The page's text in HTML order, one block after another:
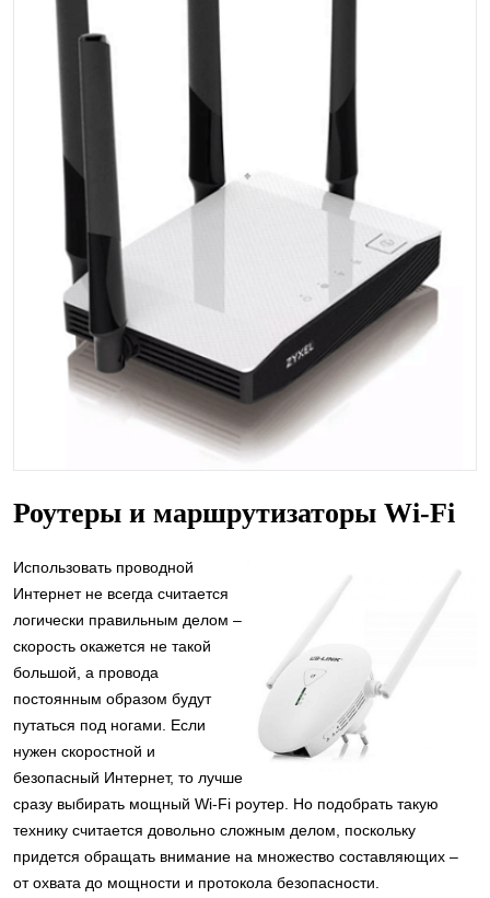
Роутеры и маршрутизаторы Wi-Fi
Использовать проводной
Интернет не всегда считается
логически правильным делом –
скорость окажется не такой
большой, а провода
постоянным образом будут
путаться под ногами. Если
нужен скоростной и
безопасный Интернет, то лучше
сразу выбирать мощный Wi-Fi роутер. Но подобрать такую
технику считается довольно сложным делом, поскольку
придется обращать внимание на множество составляющих –
от охвата до мощности и протокола безопасности.